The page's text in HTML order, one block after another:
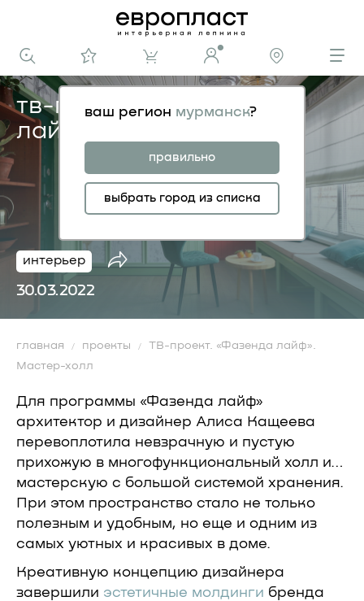
ваш регион мурманск?
правильно
выбрать город из списка
тв-проект. «фазенда
лайф». мастер-холл
интерьер
30.03.2022
главная проекты
ТВ-проект. «Фазенда лайф».
Мастер-холл
Для программы «Фазенда лайф»
архитектор и дизайнер Алиса Кащеева
перевоплотила невзрачную и пустую
прихожую в многофункциональный холл и…
мастерскую с большой системой хранения.
При этом пространство стало не только
полезным и удобным, но еще и одним из
самых уютных и красивых в доме.
Креативную концепцию дизайнера
завершили эстетичные молдинги бренда